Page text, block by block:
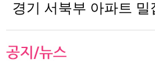
경기 서북부 아파트